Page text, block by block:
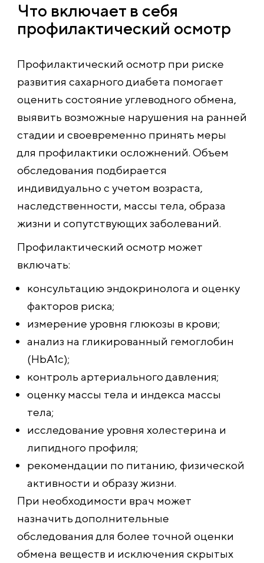
Что включает в себя
профилактический осмотр
Профилактический осмотр при риске
развития сахарного диабета помогает
оценить состояние углеводного обмена,
выявить возможные нарушения на ранней
стадии и своевременно принять меры
для профилактики осложнений. Объем
обследования подбирается
индивидуально с учетом возраста,
наследственности, массы тела, образа
жизни и сопутствующих заболеваний.
Профилактический осмотр может
включать:
консультацию эндокринолога и оценку
факторов риска;
измерение уровня глюкозы в крови;
анализ на гликированный гемоглобин
(HbA1c);
контроль артериального давления;
оценку массы тела и индекса массы
тела;
исследование уровня холестерина и
липидного профиля;
рекомендации по питанию, физической
активности и образу жизни.
При необходимости врач может
назначить дополнительные
обследования для более точной оценки
обмена веществ и исключения скрытых